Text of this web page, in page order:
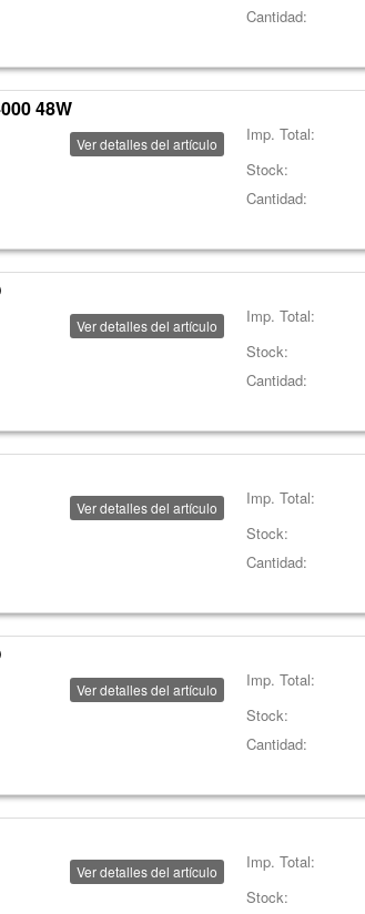
Cantidad:
48W
Ver detalles del artículo Imp. Total:
Stock:
Cantidad:
Ver detalles del artículo Imp. Total:
Stock:
Cantidad:
Ver detalles del artículo Imp. Total:
Stock:
Cantidad:
Ver detalles del artículo Imp. Total:
Stock:
Cantidad:
Ver detalles del artículo Imp. Total:
Stock: